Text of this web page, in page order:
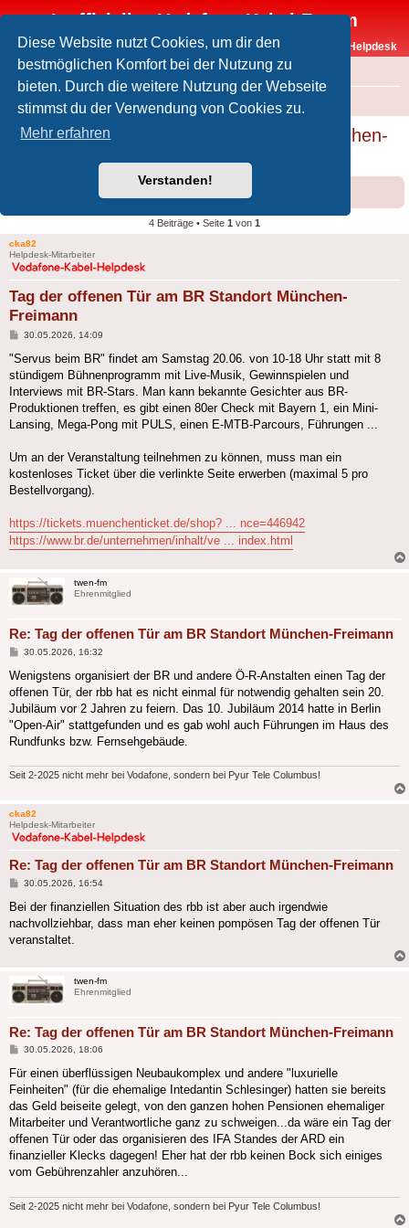
Diese Website nutzt Cookies, um dir den
bestmöglichen Komfort bei der Nutzung zu
bieten. Durch die weitere Nutzung der Webseite
stimmst du der Verwendung von Cookies zu.
Mehr erfahren
Verstanden!
Inoffizielles Vodafone-Kabel-Forum
Vodafone-Kabel-Helpdesk
FAQ
Foren-Übersicht Offtopic
Tag der offenen Tür am BR Standort München-
4 Beiträge • Seite 1 von 1
cka82
Helpdesk-Mitarbeiter
Tag der offenen Tür am BR Standort München-
Freimann
Beitrag
30.05.2026, 14:09
"Servus beim BR" findet am Samstag 20.06. von 10-18 Uhr statt mit 8
stündigem Bühnenprogramm mit Live-Musik, Gewinnspielen und
Interviews mit BR-Stars. Man kann bekannte Gesichter aus BR-
Produktionen treffen, es gibt einen 80er Check mit Bayern 1, ein Mini-
Lansing, Mega-Pong mit PULS, einen E-MTB-Parcours, Führungen ...
Um an der Veranstaltung teilnehmen zu können, muss man ein
kostenloses Ticket über die verlinkte Seite erwerben (maximal 5 pro
Bestellvorgang).
https://tickets.muenchenticket.de/shop? ... nce=446942
https://www.br.de/unternehmen/inhalt/ve ... index.html
twen-fm
Ehrenmitglied
Re: Tag der offenen Tür am BR Standort München-Freimann
Beitrag
30.05.2026, 16:32
Wenigstens organisiert der BR und andere Ö-R-Anstalten einen Tag der
offenen Tür, der rbb hat es nicht einmal für notwendig gehalten sein 20.
Jubiläum vor 2 Jahren zu feiern. Das 10. Jubiläum 2014 hatte in Berlin
"Open-Air" stattgefunden und es gab wohl auch Führungen im Haus des
Rundfunks bzw. Fernsehgebäude.
Seit 2-2025 nicht mehr bei Vodafone, sondern bei Pyur Tele Columbus!
cka82
Helpdesk-Mitarbeiter
Re: Tag der offenen Tür am BR Standort München-Freimann
Beitrag
30.05.2026, 16:54
Bei der finanziellen Situation des rbb ist aber auch irgendwie
nachvollziehbar, dass man eher keinen pompösen Tag der offenen Tür
veranstaltet.
twen-fm
Ehrenmitglied
Re: Tag der offenen Tür am BR Standort München-Freimann
Beitrag
30.05.2026, 18:06
Für einen überflüssigen Neubaukomplex und andere "luxurielle
Feinheiten" (für die ehemalige Intedantin Schlesinger) hatten sie bereits
das Geld beiseite gelegt, von den ganzen hohen Pensionen ehemaliger
Mitarbeiter und Verantwortliche ganz zu schweigen...da wäre ein Tag der
offenen Tür oder das organisieren des IFA Standes der ARD ein
finanzieller Klecks dagegen! Eher hat der rbb keinen Bock sich einiges
vom Gebührenzahler anzuhören...
Seit 2-2025 nicht mehr bei Vodafone, sondern bei Pyur Tele Columbus!